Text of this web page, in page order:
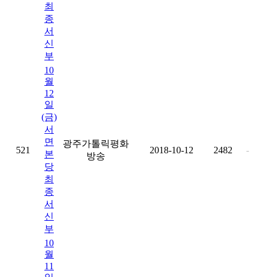
최
종
서
신
부
521
10
월
12
일
(금)
서
면
본
당
최
종
서
신
부
광주가톨릭평화
방송
2018-10-12 2482 -
10
월
11